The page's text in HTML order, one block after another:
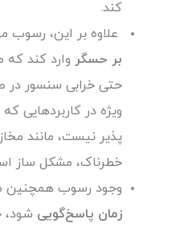
کند.
علاوه بر این، رسوب
بر حسگر وارد کند که
حتی خرابی سنسور در
ویژه در کاربردهایی
پذیر نیست، مانند
خطرناک، مشکل ساز
وجود رسوب همچنین
زمان پاسخ‌گویی